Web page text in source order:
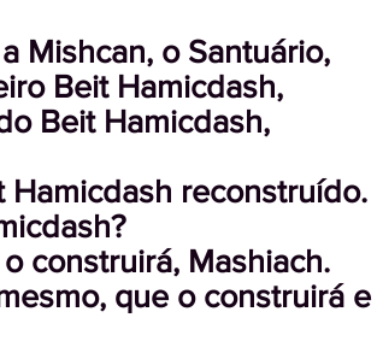
Mishcan, o Santuário,
Beit Hamicdash,
Beit Hamicdash,
reconstruído.
construirá, Mashiach.
que o construirá e